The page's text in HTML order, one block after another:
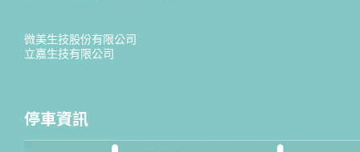
微美生技股份有限公司
立嘉生技有限公司
停車資訊